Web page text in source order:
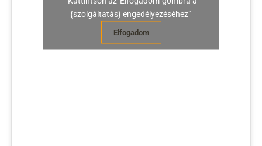
{szolgáltatás} engedélyezéséhez"
Elfogadom